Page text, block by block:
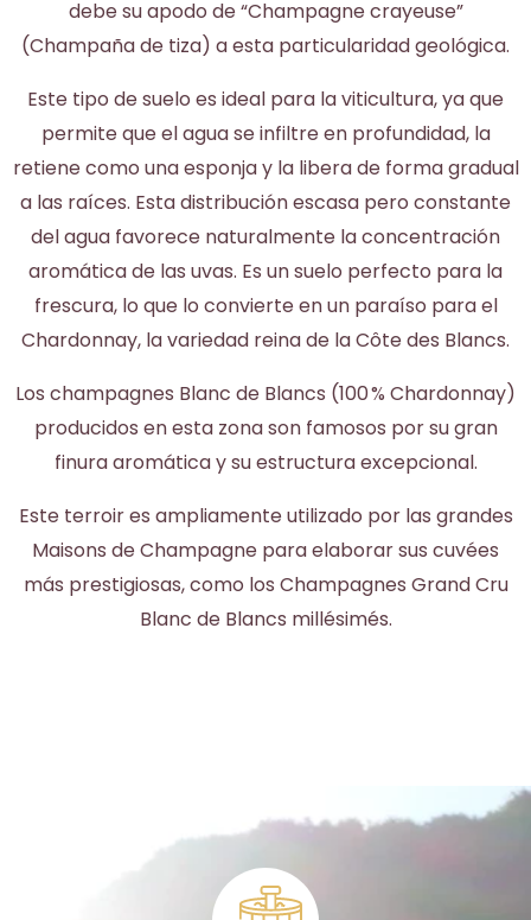
debe su apodo de “Champagne crayeuse”
(Champaña de tiza) a esta particularidad geológica.
Este tipo de suelo es ideal para la viticultura, ya que
permite que el agua se infiltre en profundidad, la
retiene como una esponja y la libera de forma gradual
a las raíces. Esta distribución escasa pero constante
del agua favorece naturalmente la concentración
aromática de las uvas. Es un suelo perfecto para la
frescura, lo que lo convierte en un paraíso para el
Chardonnay, la variedad reina de la Côte des Blancs.
Los champagnes Blanc de Blancs (100 % Chardonnay)
producidos en esta zona son famosos por su gran
finura aromática y su estructura excepcional.
Este terroir es ampliamente utilizado por las grandes
Maisons de Champagne para elaborar sus cuvées
más prestigiosas, como los Champagnes Grand Cru
Blanc de Blancs millésimés.